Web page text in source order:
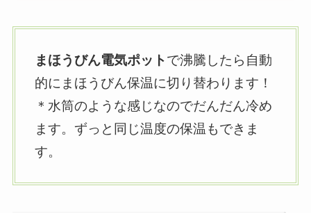
まほうびん電気ポットで沸騰したら自動
的にまほうびん保温に切り替わります！
＊水筒のような感じなのでだんだん冷め
ます。ずっと同じ温度の保温もできま
す。